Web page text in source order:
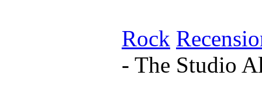
Rock
- The Studio